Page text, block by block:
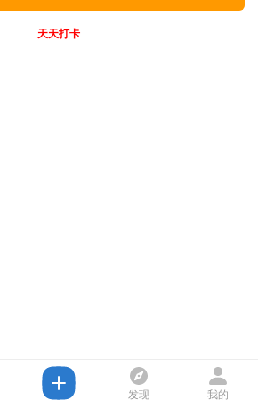
天天打卡
发现 我的